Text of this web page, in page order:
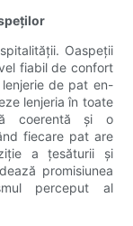
Oaspeții
fiabil de confort
de pat en-
lenjeria în toate
coerentă și o
fiecare pat are
a țesăturii și
promisiunea
perceput al